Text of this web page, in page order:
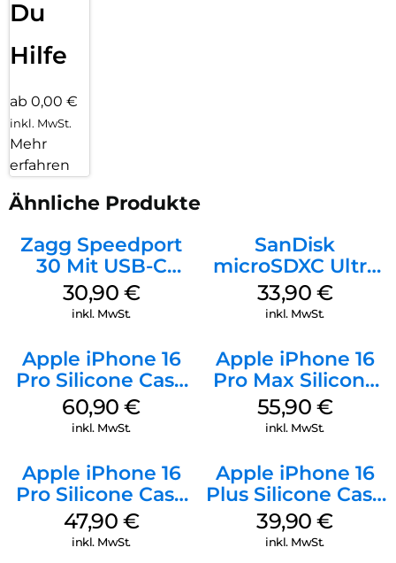
Du
Hilfe
ab 0,00 €
inkl. MwSt.
Mehr
erfahren
Ähnliche Produkte
Zagg Speedport
30 Mit USB-C
Kabel Weiß
30,90 €
inkl. MwSt.
SanDisk
microSDXC Ultra
128 GB + Adapter
Mobile
33,90 €
inkl. MwSt.
Apple iPhone 16
Pro Silicone Case
MagSafe Stone
Gray
60,90€
inkl. MwSt.
Apple iPhone 16
Pro Max Silicone
Case MagSafe
Stone Gray
55,90 €
inkl. MwSt.
Apple iPhone 16
Pro Silicone Case
MagSafe Denim
47,90 €
inkl. MwSt.
Apple iPhone 16
Plus Silicone Case
MagSafe Plum
39,90€
inkl. MwSt.